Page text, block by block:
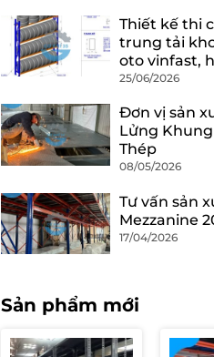
Thiết kế thi
trung tải
oto vinfast,
máy .
25/06/2026
Đơn vị sản
Lửng
Thép
08/05/2026
Tư vấn sản
Mezzanine
17/04/2026
Sản phẩm mới